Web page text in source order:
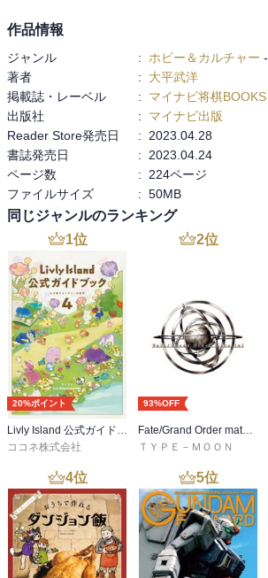
作品情報
ジャンル : ホビー＆カルチャー -
著者
:
大平武洋
掲載誌・レーベル
:
マイナビ将棋BOOKS
出版社
:
マイナビ出版
Reader Store発売日
:
2023.04.28
書誌発売日
:
2023.04.24
ページ数
:
224ページ
ファイルサイズ
: 50MB
同じジャンルのランキング
1位
20%ポイント
Livly Island 公式ガイドブック４ 心が重なるリヴリーの世界【プロダクトコード付き】
ココネ株式会社
2位
93%OFF
Fate/Grand Order material I
ＴＹＰＥ－ＭＯＯＮ
4位 5位